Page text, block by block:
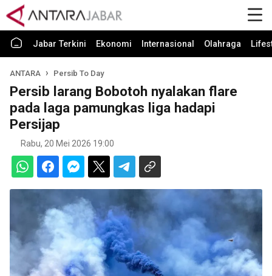
Jabar Terkini Ekonomi Internasional Olahraga
ANTARA Persib To Day
Persib larang Bobotoh nyalakan flare
pada laga pamungkas liga hadapi
Persijap
Rabu, 20 Mei 2026 19:00